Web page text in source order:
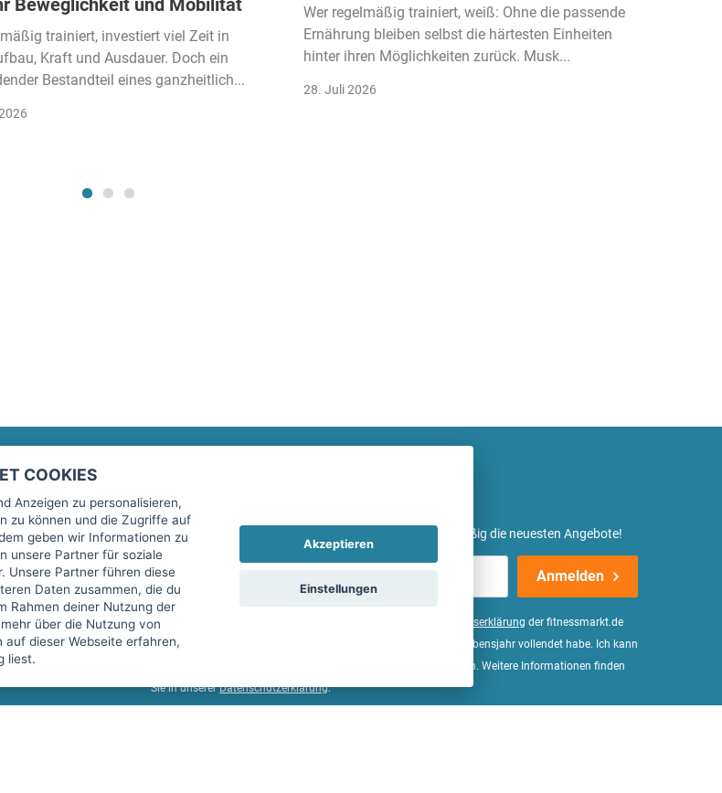
trainiert, investiert viel Zeit in
Kraft und Ausdauer. Doch ein
Bestandteil eines ganzheitlich...
Wer regelmäßig trainiert, weiß: Ohne die passende
Ernährung bleiben selbst die härtesten Einheiten
hinter ihren Möglichkeiten zurück. Musk...
28. Juli 2026
kündigen
fitnessmarkt.de Newsletter
Trage dich hier für unseren Newsletter ein und erhalte regelmäßig die neuesten Angebote!
Anmelden
Ich stimme der Verarbeitung meiner Daten, wie in der Einwilligungserklärung der fitnessmarkt.de
services GmbH beschrieben, zu und bestätige, dass ich das 16. Lebensjahr vollendet habe. Ich kann
diese Einwilligung jederzeit mit Wirkung für die Zukunft widerrufen. Weitere Informationen finden
Sie in unsererDatenschutzerklärung.
COOKIES
Anzeigen zu personalisieren,
zu können und die Zugriffe auf
geben wir Informationen zu
unsere Partner für soziale
Unsere Partner führen diese
Daten zusammen, die du
Rahmen deiner Nutzung der
über die Nutzung von
dieser Webseite erfahren,
liest.
Akzeptieren
Einstellungen